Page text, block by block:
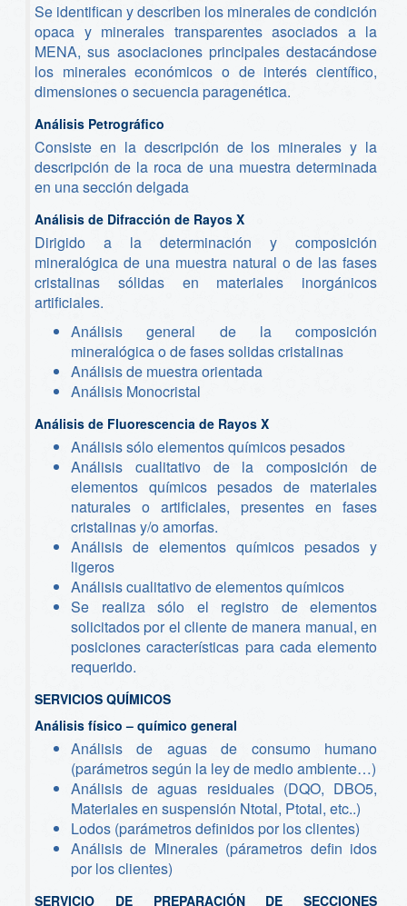
Se identifican y describen los minerales de condición
opaca y minerales transparentes asociados a la
MENA, sus asociaciones principales destacándose
los minerales económicos o de interés científico,
dimensiones o secuencia paragenética.
Análisis Petrográfico
Consiste en la descripción de los minerales y la
descripción de la roca de una muestra determinada
en una sección delgada
Análisis de Difracción de Rayos X
Dirigido a la determinación y composición
mineralógica de una muestra natural o de las fases
cristalinas sólidas en materiales inorgánicos
artificiales.
Análisis general de la composición
mineralógica o de fases solidas cristalinas
Análisis de muestra orientada
Análisis Monocristal
Análisis de Fluorescencia de Rayos X
Análisis sólo elementos químicos pesados
Análisis cualitativo de la composición de
elementos químicos pesados de materiales
naturales o artificiales, presentes en fases
cristalinas y/o amorfas.
Análisis de elementos químicos pesados y
ligeros
Análisis cualitativo de elementos químicos
Se realiza sólo el registro de elementos
solicitados por el cliente de manera manual, en
posiciones características para cada elemento
requerido.
SERVICIOS QUÍMICOS
Análisis físico – químico general
Análisis de aguas de consumo humano
(parámetros según la ley de medio ambiente…)
Análisis de aguas residuales (DQO, DBO5,
Materiales en suspensión Ntotal, Ptotal, etc..)
Lodos (parámetros definidos por los clientes)
Análisis de Minerales (párametros defin idos
por los clientes)
SERVICIO DE PREPARACIÓN DE SECCIONES